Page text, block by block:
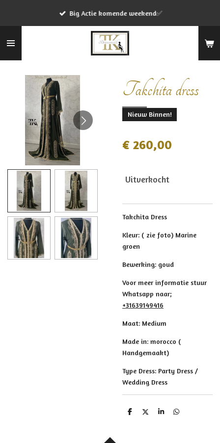
de
Big Actie komende weekend✅
Takchita dress
Nieuw Binnen!
€ 260,00
Uitverkocht
Takchita Dress
Kleur: ( zie foto) Marine
groen
Bewerking: goud
Voor meer informatie stuur
Whatsapp naar;
+31639149416
Maat: Medium
Made in: morocco (
Handgemaakt)
Type Dress: Party Dress /
Wedding Dress
D
D
S
D